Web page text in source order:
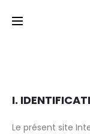
Mentions légales
I.
Le présent site